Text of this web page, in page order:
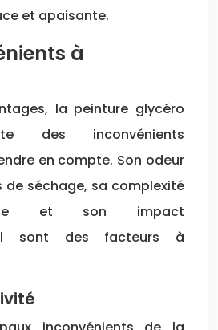
et apaisante.
à
la peinture glycéro
des inconvénients
en compte. Son odeur
de séchage, sa complexité
et son impact
sont des facteurs à